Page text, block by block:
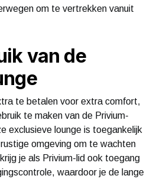
om te vertrekken vanuit
van de
te betalen voor extra comfort,
te maken van de Privium-
exclusieve lounge is toegankelijk
omgeving om te wachten
je als Privium-lid ook toegang
waardoor je de lange